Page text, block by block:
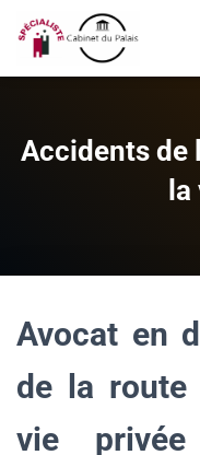
Accidents de
Avocat en
de la
vie